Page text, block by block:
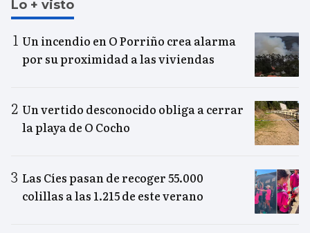
Lo + visto
Un incendio en O Porriño crea alarma
por su proximidad a las viviendas
Un vertido desconocido obliga a cerrar
la playa de O Cocho
Las Cíes pasan de recoger 55.000
colillas a las 1.215 de este verano